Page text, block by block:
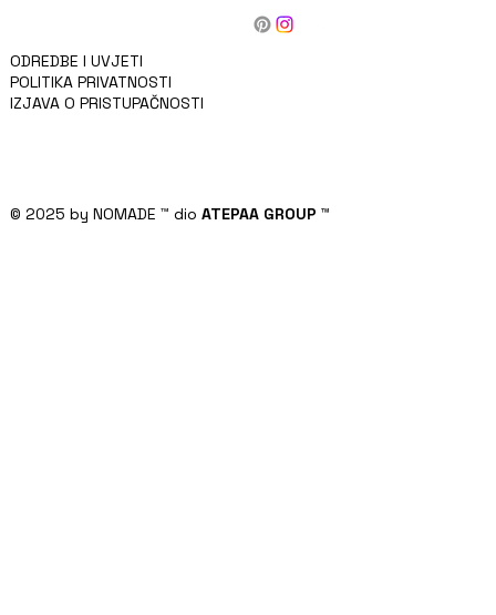
ODREDBE I UVJETI
POLITIKA PRIVATNOSTI
IZJAVA O PRISTUPAČNOSTI
© 2025 by NOMADE ™ dio ATEPAA GROUP ™